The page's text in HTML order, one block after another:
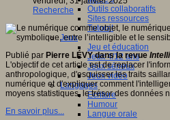
Outils collaboratifs
Sites ressources
Tutorat
Jeux
Jeu et éducation
Jeux 4/12 ans
Jeux sérieux
Jeux vidéo
Langages
Ecriture
Humour
Langue orale
Recherche
Publié par Pierre LÉVY dans la revue
L'objectif de cet article est de replacer
anthropologique, d'esquisser les traits
numérique et d'expliquer comment
moyens statistiques, le trésor des données
En savoir plus...